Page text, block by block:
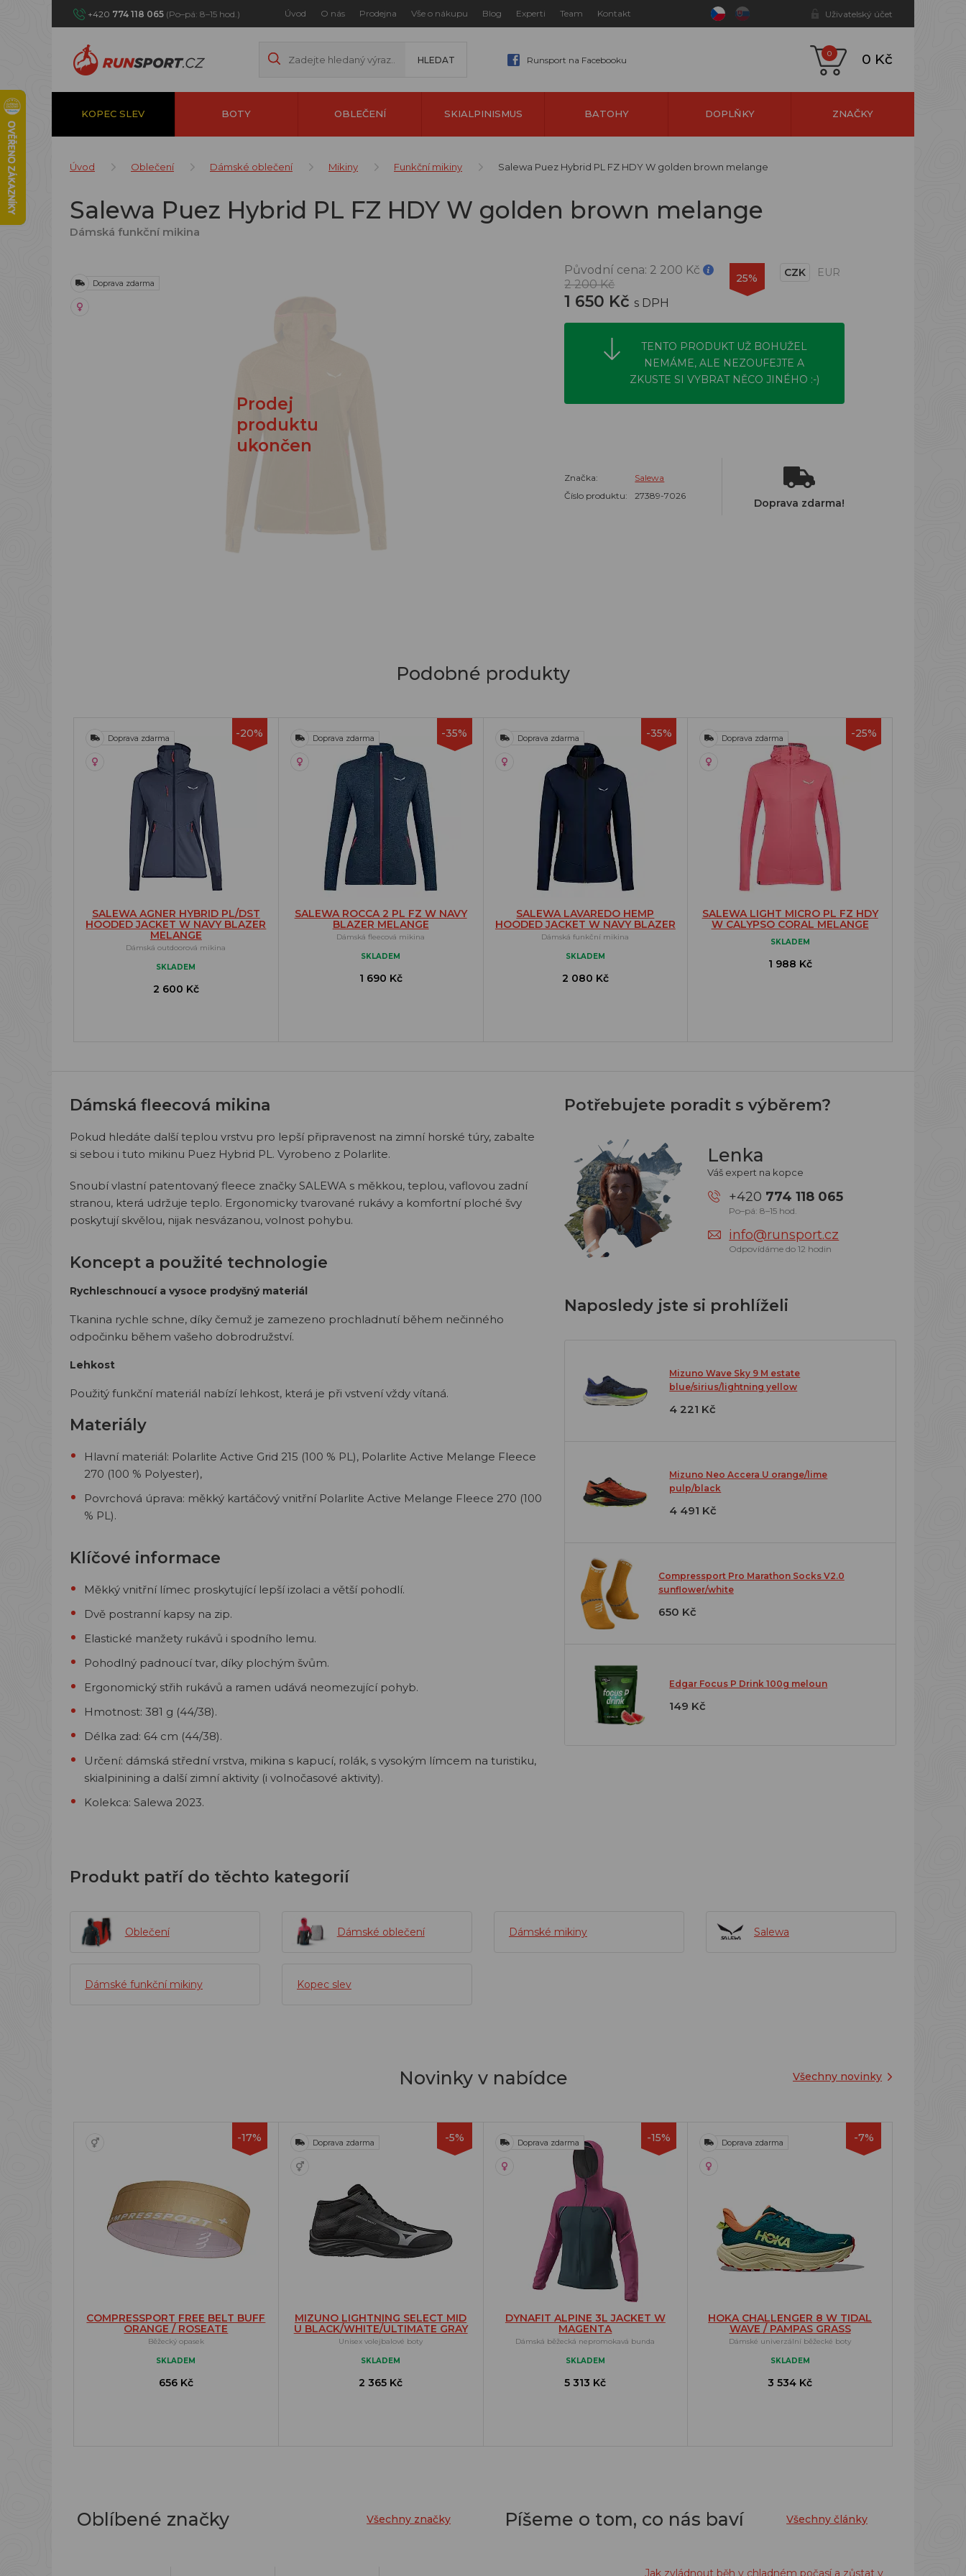
+420 774 118 065 (Po–pá: 8–15 hod.) Úvod O nás Prodejna Vše o nákupu Blog Experti Team Kontakt Uživatelský účet
Runsport na Facebooku
0 0 Kč
KOPEC SLEV BOTY OBLEČENÍ SKIALPINISMUS BATOHY DOPLŇKY ZNAČKY
Úvod Oblečení Dámské oblečení Mikiny Funkční mikiny Salewa Puez Hybrid PL FZ HDY W golden brown melange
Salewa Puez Hybrid PL FZ HDY W golden brown melange
Dámská funkční mikina
Doprava zdarma
Prodej
produktu
ukončen
Původní cena: 2 200 Kč
2 200 Kč
1 650 Kč s DPH
25% CZK EUR
TENTO PRODUKT UŽ BOHUŽEL
NEMÁME, ALE NEZOUFEJTE A
ZKUSTE SI VYBRAT NĚCO JINÉHO :-)
Značka:
Salewa
Číslo produktu:
27389-7026
Doprava zdarma!
Podobné produkty
-20%
Doprava zdarma
SALEWA AGNER HYBRID PL/DST
HOODED JACKET W NAVY BLAZER
MELANGE
Dámská outdoorová mikina
SKLADEM
2 600 Kč
-35%
Doprava zdarma
SALEWA ROCCA 2 PL FZ W NAVY
BLAZER MELANGE
Dámská fleecová mikina
SKLADEM
1 690 Kč
-35%
Doprava zdarma
SALEWA LAVAREDO HEMP
HOODED JACKET W NAVY BLAZER
Dámská funkční mikina
SKLADEM
2 080 Kč
-25%
Doprava zdarma
SALEWA LIGHT MICRO PL FZ HDY
W CALYPSO CORAL MELANGE
SKLADEM
1 988 Kč
Dámská fleecová mikina
Pokud hledáte další teplou vrstvu pro lepší připravenost na zimní horské túry, zabalte
si sebou i tuto mikinu Puez Hybrid PL. Vyrobeno z Polarlite.
Snoubí vlastní patentovaný fleece značky SALEWA s měkkou, teplou, vaflovou zadní
stranou, která udržuje teplo. Ergonomicky tvarované rukávy a komfortní ploché švy
poskytují skvělou, nijak nesvázanou, volnost pohybu.
Koncept a použité technologie
Rychleschnoucí a vysoce prodyšný materiál
Tkanina rychle schne, díky čemuž je zamezeno prochladnutí během nečinného
odpočinku během vašeho dobrodružství.
Lehkost
Použitý funkční materiál nabízí lehkost, která je při vstvení vždy vítaná.
Materiály
Hlavní materiál: Polarlite Active Grid 215 (100 % PL), Polarlite Active Melange Fleece
270 (100 % Polyester),
Povrchová úprava: měkký kartáčový vnitřní Polarlite Active Melange Fleece 270 (100
% PL).
Klíčové informace
Měkký vnitřní límec proskytující lepší izolaci a větší pohodlí.
Dvě postranní kapsy na zip.
Elastické manžety rukávů i spodního lemu.
Pohodlný padnoucí tvar, díky plochým švům.
Ergonomický střih rukávů a ramen udává neomezující pohyb.
Hmotnost: 381 g (44/38).
Délka zad: 64 cm (44/38).
Určení: dámská střední vrstva, mikina s kapucí, rolák, s vysokým límcem na turistiku,
skialpinining a další zimní aktivity (i volnočasové aktivity).
Kolekca: Salewa 2023.
Potřebujete poradit s výběrem?
Lenka
Váš expert na kopce
+420 774 118 065
Po–pá: 8–15 hod.
info@runsport.cz
Odpovídáme do 12 hodin
Naposledy jste si prohlíželi
Mizuno Wave Sky 9 M estate
blue/sirius/lightning yellow
4 221 Kč
Mizuno Neo Accera U orange/lime
pulp/black
4 491 Kč
Compressport Pro Marathon Socks V2.0
sunflower/white
650 Kč
Edgar Focus P Drink 100g meloun
149 Kč
Produkt patří do těchto kategorií
Oblečení Dámské oblečení Dámské mikiny Salewa
Dámské funkční mikiny Kopec slev
Novinky v nabídce Všechny novinky
-17%
COMPRESSPORT FREE BELT BUFF
ORANGE / ROSEATE
Běžecký opasek
SKLADEM
656 Kč
-5%
Doprava zdarma
MIZUNO LIGHTNING SELECT MID
U BLACK/WHITE/ULTIMATE GRAY
Unisex volejbalové boty
SKLADEM
2 365 Kč
-15%
Doprava zdarma
DYNAFIT ALPINE 3L JACKET W
MAGENTA
Dámská běžecká nepromokavá bunda
SKLADEM
5 313 Kč
-7%
Doprava zdarma
HOKA CHALLENGER 8 W TIDAL
WAVE / PAMPAS GRASS
Dámské univerzální běžecké boty
SKLADEM
3 534 Kč
Oblíbené značky Všechny značky Píšeme o tom, co nás baví Všechny články
Jak zvládnout běh v chladném počasí a zůstat v